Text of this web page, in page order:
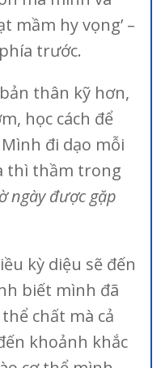
mầm hy vọng’ –
trước.
thân kỹ hơn,
học cách để
đi dạo mỗi
thì thầm trong
ngày được gặp
kỳ diệu sẽ đến
biết mình đã
chất mà cả
khoảnh khắc